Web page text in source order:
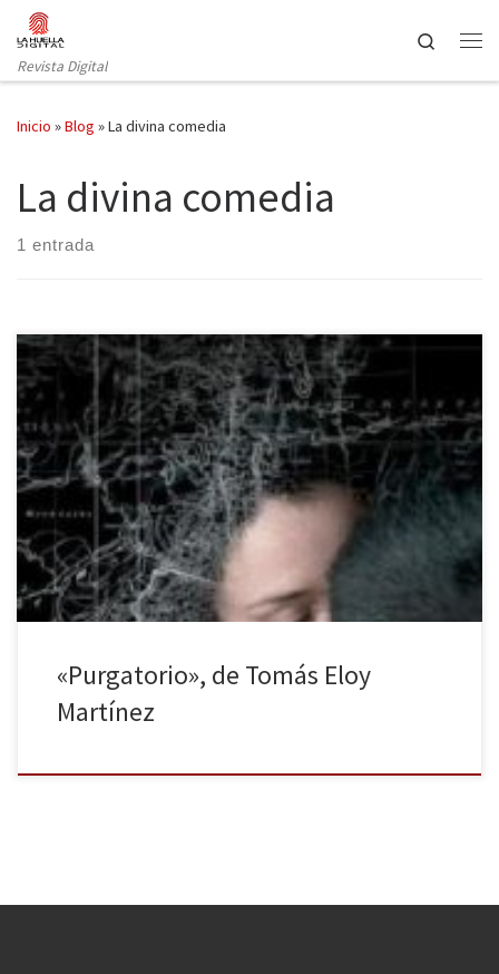
Saltar al contenido
Revista Digital
Search
Inicio »Blog »La divina comedia
La divina comedia
1 entrada
En la novela se pueden crear todas las realidades, imaginar lo que
aún no es posible y detener el tiempo (Carlos Fuentes) En el
invierno de 1976 Simón Cardoso es detenido por los militares que
impusieron una dictadura sangrienta en Argentina, y nunca más
aparece. Treinta años después, su mujer […]
«Purgatorio», de Tomás Eloy
Martínez